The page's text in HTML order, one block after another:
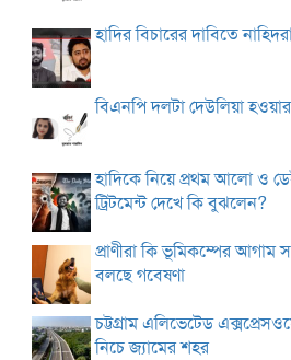
হাদির বিচারের দাবিতে
বিএনপি দলটা দেউলিয়া
হাদিকে নিয়ে প্রথম আলো ও
ট্রিটমেন্ট দেখে কি বুঝলেন?
প্রাণীরা কি ভূমিকম্পের আগাম
বলছে গবেষণা
চট্টগ্রাম এলিভেটেড
নিচে জ্যামের শহর